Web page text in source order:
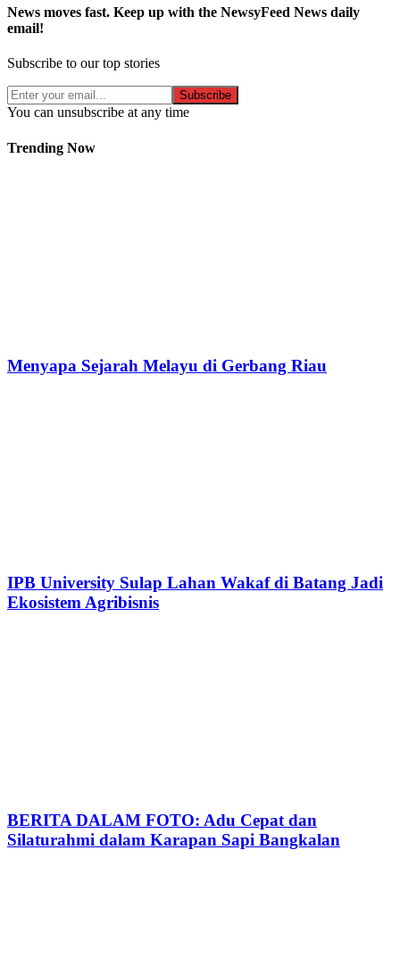
News moves fast. Keep up with the NewsyFeed News daily
email!
Subscribe to our top stories
Subscribe
You can unsubscribe at any time
Trending Now
Menyapa Sejarah Melayu di Gerbang Riau
IPB University Sulap Lahan Wakaf di Batang Jadi
Ekosistem Agribisnis
BERITA DALAM FOTO: Adu Cepat dan
Silaturahmi dalam Karapan Sapi Bangkalan